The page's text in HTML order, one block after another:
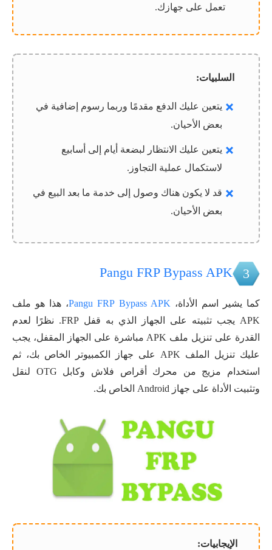
تعمل على جهازك.
السلبيات:
يتعين عليك الدفع مقدمًا وربما رسوم إضافية في
بعض الأحيان.
يتعين عليك الانتظار لبضعة أيام إلى أسابيع
لاستكمال عملية التجاوز.
قد لا يكون هناك وصول إلى خدمة ما بعد البيع في
بعض الأحيان.
3
Pangu FRP Bypass APK
كما يشير اسم الأداة،Pangu FRP Bypass APK، هذا هو ملف
APK يجب تثبيته على الجهاز الذي به قفل FRP. نظرًا لعدم
القدرة على تنزيل ملف APK مباشرة على الجهاز المقفل، يجب
عليك تنزيل الملف APK على جهاز الكمبيوتر الخاص بك، ثم
استخدام مزيج من محرك أقراص فلاش وكابل OTG لنقل
وتثبيت الأداة على جهاز Android الخاص بك.
الإيجابيات: